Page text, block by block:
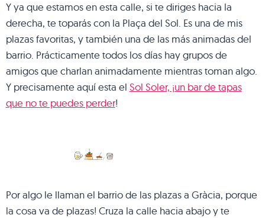
Y ya que estamos en esta calle, si te diriges hacia la
derecha, te toparás con la Plaça del Sol. Es una de mis
plazas favoritas, y también una de las más animadas del
barrio. Prácticamente todos los días hay grupos de
amigos que charlan animadamente mientras toman algo.
Y precisamente aquí esta el Sol Soler, ¡un bar de tapas
que no te puedes perder!
Por algo le llaman el barrio de las plazas a Gràcia, porque
la cosa va de plazas! Cruza la calle hacia abajo y te